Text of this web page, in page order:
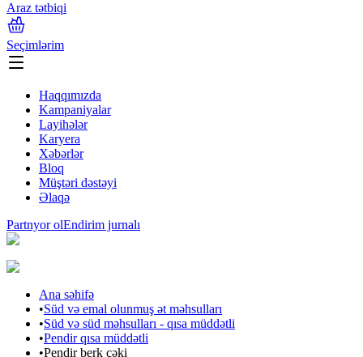
Araz tətbiqi
Seçimlərim
Haqqımızda
Kampaniyalar
Layihələr
Karyera
Xəbərlər
Bloq
Müştəri dəstəyi
Əlaqə
Partnyor olEndirim jurnalı
Ana səhifə
•Süd və emal olunmuş ət məhsulları
•Süd və süd məhsulları - qısa müddətli
•Pendir qısa müddətli
•Pendir berk çəki